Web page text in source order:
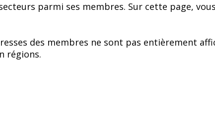
parmi ses membres. Sur cette page,
des membres ne sont pas entièrement
régions.